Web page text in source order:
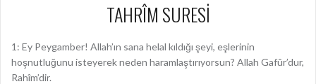
TAHRÎM SURESİ
1: Ey Peygamber! Allah’ın sana helal kıldığı şeyi, eşlerinin
hoşnutluğunu isteyerek neden haramlaştırıyorsun? Allah Gafûr’dur,
Rahîm’dir.